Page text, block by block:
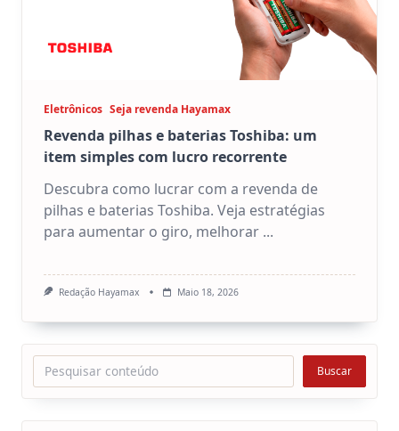
Eletrônicos Seja revenda Hayamax
Revenda pilhas e baterias Toshiba: um
item simples com lucro recorrente
Descubra como lucrar com a revenda de
pilhas e baterias Toshiba. Veja estratégias
para aumentar o giro, melhorar ...
Redação Hayamax Maio 18, 2026
Pesquisar Buscar